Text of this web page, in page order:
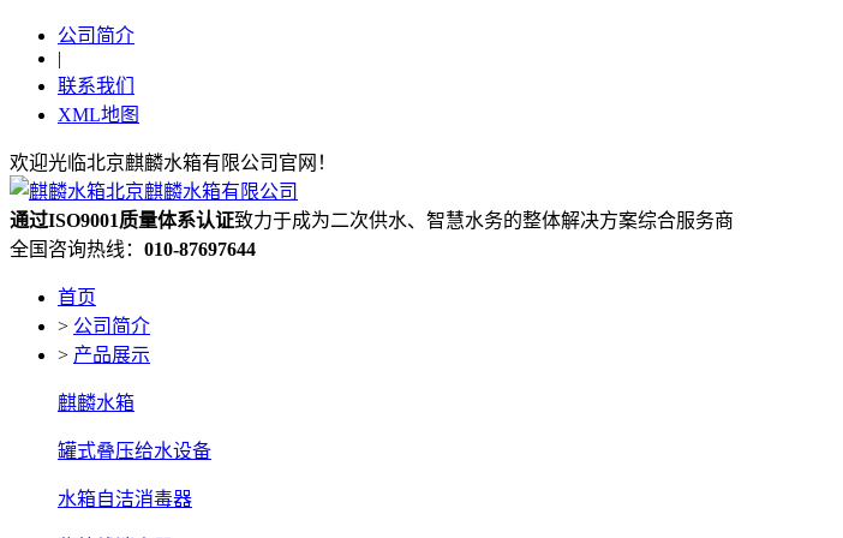
公司简介
|
联系我们
XML地图
欢迎光临北京麒麟水箱有限公司官网！
通过ISO9001质量体系认证致力于成为二次供水、智慧水务的整体解决方案综合服务商
全国咨询热线： 010-87697644
首页
> 公司简介
> 产品展示
麒麟水箱
罐式叠压给水设备
水箱自洁消毒器